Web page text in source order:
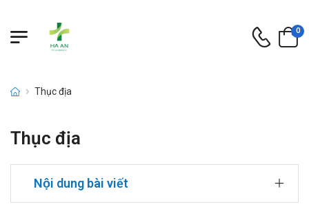
0
Thục địa
Thục địa
Nội dung bài viết